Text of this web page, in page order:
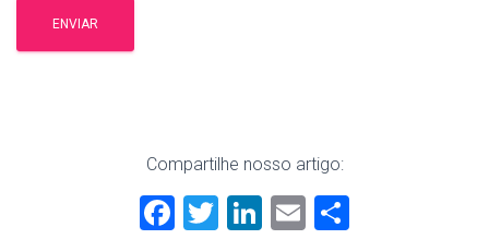
Compartilhe nosso artigo:
F
T Li E